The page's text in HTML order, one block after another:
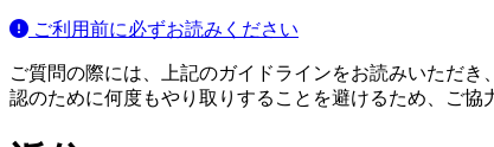
ご利用前に必ずお読みください
ご質問の際には、上記のガイドラインをお読みいただ
認のために何度もやり取りすることを避けるため、ご協